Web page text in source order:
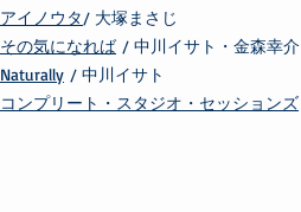
アイノウタ/ 大塚まさじ
その気になれば/ 中川イサト・金森幸介
Naturally / 中川イサト
コンプリート・スタジオ・セッションズ